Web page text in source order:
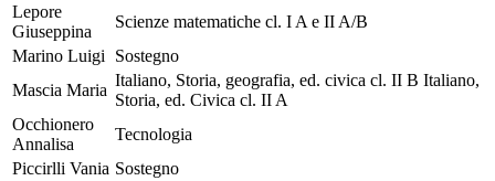
Lepore
Giuseppina
Scienze matematiche cl. I A e II A/B
Marino Luigi
Sostegno
Mascia Maria
Italiano, Storia, geografia, ed. civica cl. II B Italiano,
Storia, ed. Civica cl. II A
Occhionero
Annalisa
Tecnologia
Piccirlli Vania Sostegno